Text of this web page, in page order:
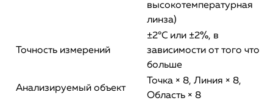
высокотемпературная
линза)
Точность измерений
±2°C или ±2%, в
зависимости от того что
больше
Анализируемый объект
Точка × 8, Линия × 8,
Область × 8